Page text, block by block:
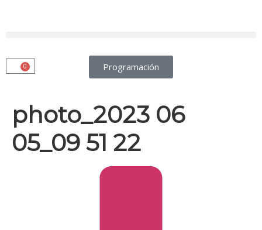
Programación
0
photo_2023 06
05_09 51 22